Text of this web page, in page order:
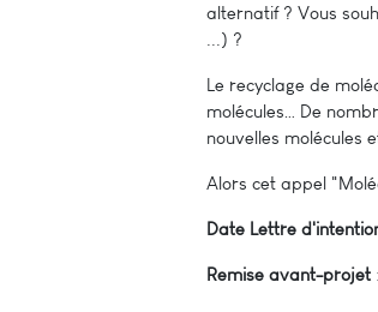
alternatif ? Vous
...) ?
Le recyclage de
molécules… De
nouvelles molécules
Alors cet appel
Date Lettre
Remise avant-projet